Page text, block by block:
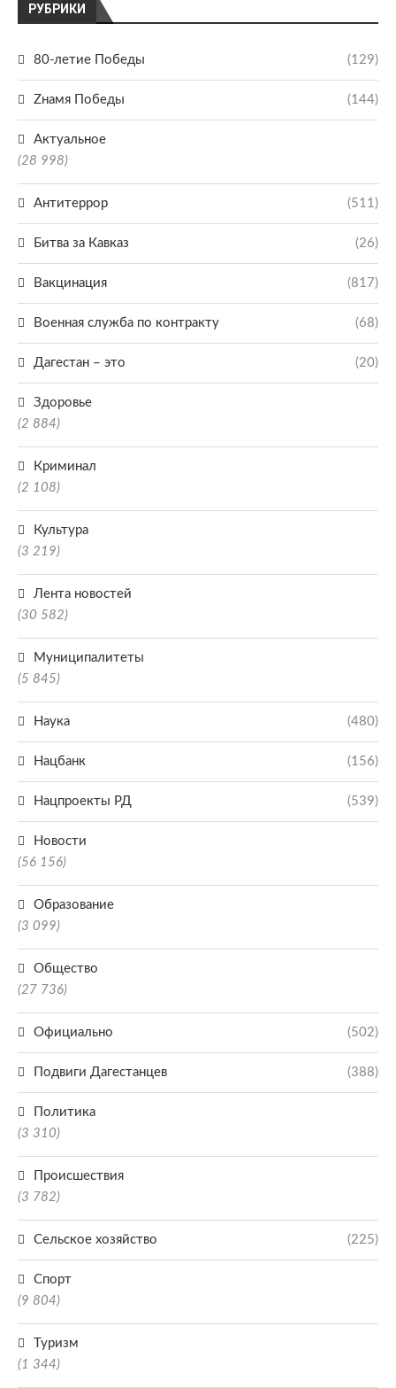
РУБРИКИ
80-летие Победы (129)
Zнамя Победы (144)
Актуальное
(28 998)
Антитеррор (511)
Битва за Кавказ (26)
Вакцинация (817)
Военная служба по контракту (68)
Дагестан – это (20)
Здоровье
(2 884)
Криминал
(2 108)
Культура
(3 219)
Лента новостей
(30 582)
Муниципалитеты
(5 845)
Наука (480)
Нацбанк (156)
Нацпроекты РД (539)
Новости
(56 156)
Образование
(3 099)
Общество
(27 736)
Официально (502)
Подвиги Дагестанцев (388)
Политика
(3 310)
Происшествия
(3 782)
Сельское хозяйство (225)
Спорт
(9 804)
Туризм
(1 344)